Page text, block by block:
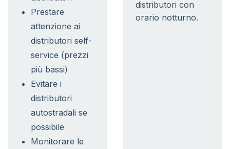
Prestare
attenzione ai
distributori self-
service (prezzi
più bassi)
Evitare i
distributori
autostradali se
possibile
Monitorare le
distributori con
orario notturno.